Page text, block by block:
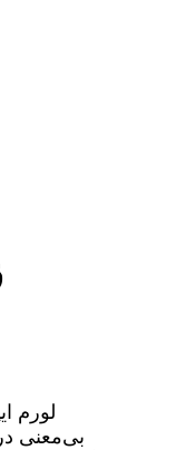
لورم
بی‌معنی